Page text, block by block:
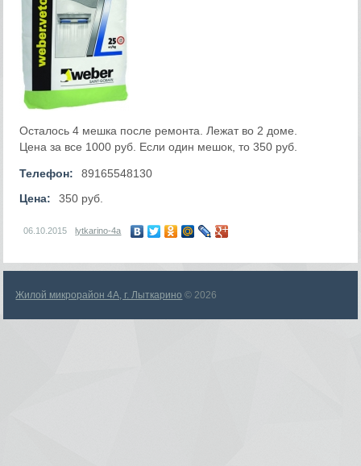
Осталось 4 мешка после ремонта. Лежат во 2 доме.
Цена за все 1000 руб. Если один мешок, то 350 руб.
Телефон:
89165548130
Цена:
350 руб.
06.10.2015 lytkarino-4a
Жилой микрорайон 4А, г. Лыткарино © 2026